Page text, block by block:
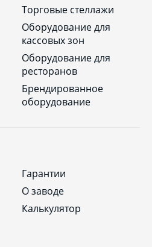
Торговые стеллажи
Оборудование для
кассовых зон
Оборудование для
ресторанов
Брендированное
оборудование
Гарантии
О заводе
Калькулятор